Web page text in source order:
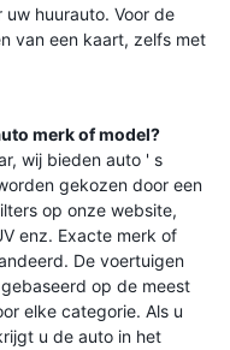
huurauto. Voor de
van een kaart, zelfs met
merk of model?
wij bieden auto ' s
gekozen door een
op onze website,
enz. Exacte merk of
De voertuigen
op de meest
elke categorie. Als u
u de auto in het